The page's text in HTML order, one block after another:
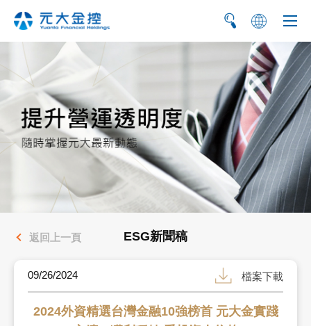
简 EN
ESG新聞稿
返回上一頁
檔案下載
09/26/2024
2024外資精選台灣金融10強榜首 元大金實踐